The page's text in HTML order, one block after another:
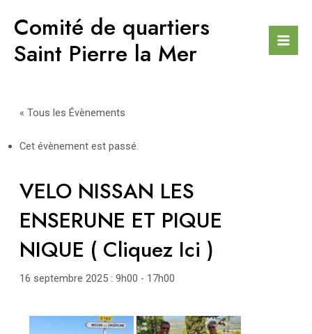
Comité de quartiers
Saint Pierre la Mer
« Tous les Évènements
Cet évènement est passé.
VELO NISSAN LES
ENSERUNE ET PIQUE
NIQUE ( Cliquez Ici )
16 septembre 2025 : 9h00 - 17h00